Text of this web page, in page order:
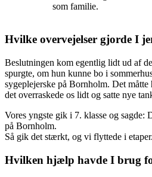
som familie.
Hvilke overvejelser gjorde I
Beslutningen kom egentlig lidt ud af
spurgte, om hun kunne bo i
sygeplejerske på Bornholm. Det
det overraskede os lidt og satte nye
Vores yngste gik i 7. klasse og sagde:
på Bornholm.
Så gik det stærkt, og vi flyttede i etaper.
Hvilken hjælp havde I brug